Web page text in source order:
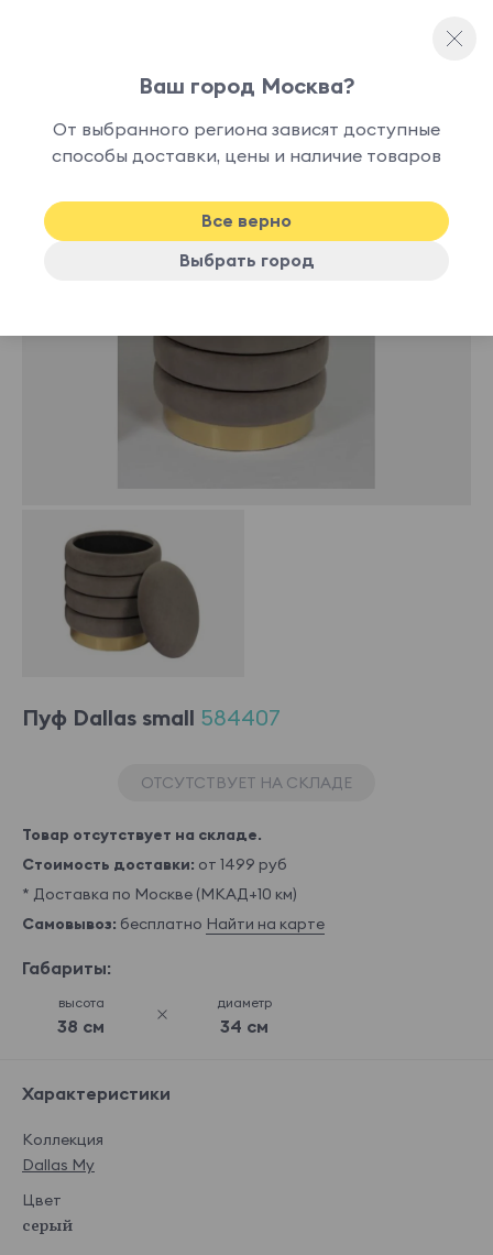
наличии
Пуф Dallas small 584407
ОТСУТСТВУЕТ НА СКЛАДЕ
Товар отсутствует на складе.
Стоимость доставки: от 1499 руб
* Доставка по Москве (МКАД+10 км)
Самовывоз: бесплатно Найти на карте
Габариты:
высота
38 см
диаметр
34 см
Характеристики
Коллекция
Dallas My
Цвет
серый
Ваш город Москва?
От выбранного региона зависят доступные
способы доставки, цены и наличие товаров
Все верно
Выбрать город